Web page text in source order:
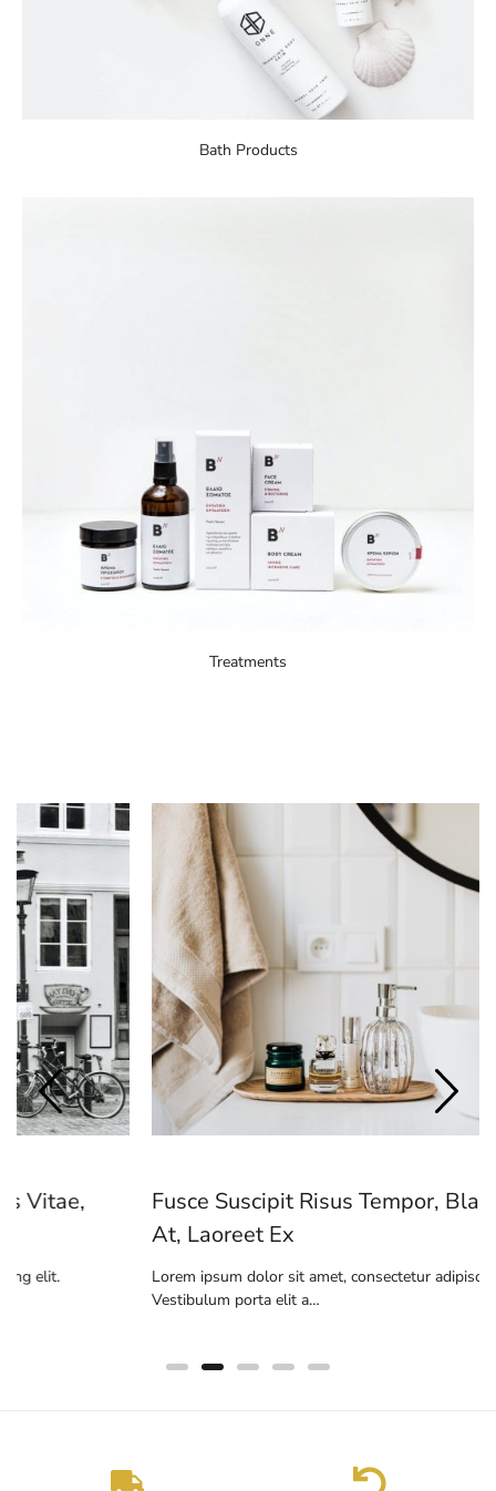
Bath Products
Treatments
Fusce Suscipit Risus Tempor, Blandit Urna
At, Laoreet Ex
Lorem ipsum dolor sit amet, consectetur adipiscing elit.
Vestibulum porta elit a…